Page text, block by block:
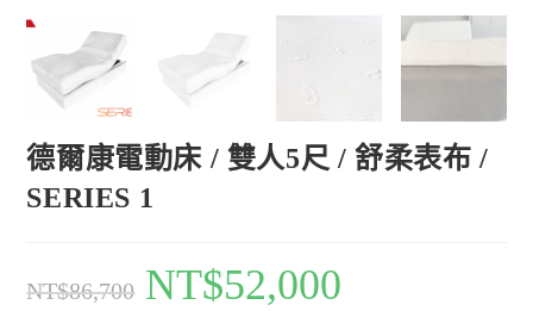
德爾康電動床 / 雙人5尺 / 舒柔表布 /
SERIES 1
NT$86,700 NT$52,000